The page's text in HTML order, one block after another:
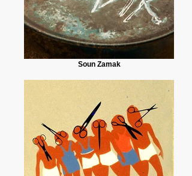
Soun Zamak